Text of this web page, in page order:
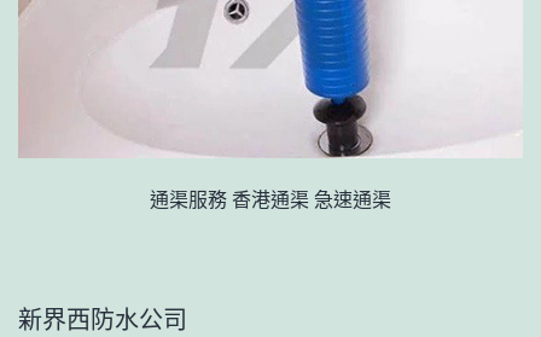
通渠服務 香港通渠 急速通渠
新界西防水公司